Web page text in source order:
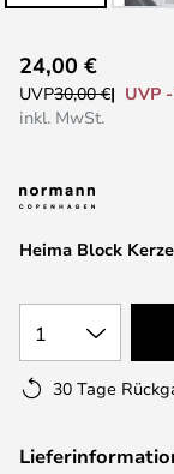
Anfang
der
Heima Block
24,00 €
UVP30,00 €
UVP
inkl. MwSt.
1
30 Tage